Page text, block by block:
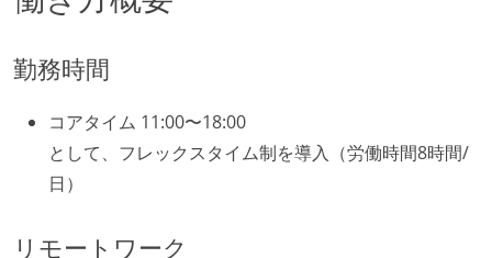
勤務時間
コアタイム 11:00〜18:00
として、フレックスタイム制を導入（労働時間8時間/
日）
リモートワーク